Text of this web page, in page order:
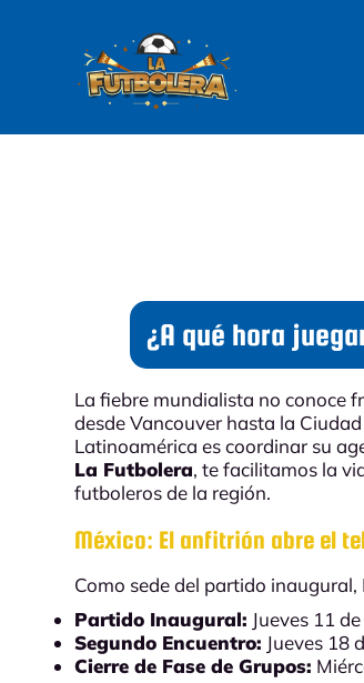
¿A qué hora
La fiebre mundialista no conoce
desde Vancouver hasta la
Latinoamérica es coordinar su
La Futbolera, te facilitamos la
futboleros de la región.
México: El anfitrión abre el
Como sede del partido
Partido Inaugural: Jueves 11
Segundo Encuentro: Jueves 18
Cierre de Fase de Grupos: